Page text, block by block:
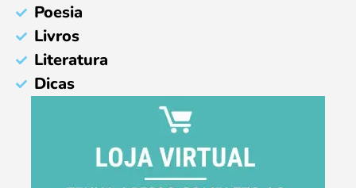
Poesia
Livros
Literatura
Dicas